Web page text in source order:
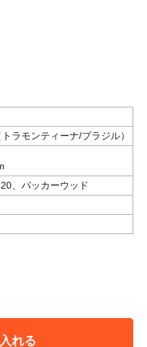
ラモンティーナ/ブラジル）
、パッカーウッド
れる